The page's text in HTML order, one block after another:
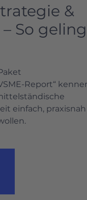
&
So
Report“
einfach,